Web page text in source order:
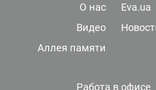
О нас
Eva.ua
Видео
Аллея памяти
Работа в офисе